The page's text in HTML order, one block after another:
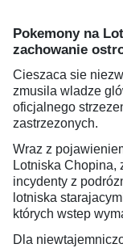
Pokemony na
zachowanie
Cieszaca sie
zmusila wladze
oficjalnego
zastrzezonych.
Wraz z
Lotniska Chopina,
incydenty z
lotniska
których wstep
Dla